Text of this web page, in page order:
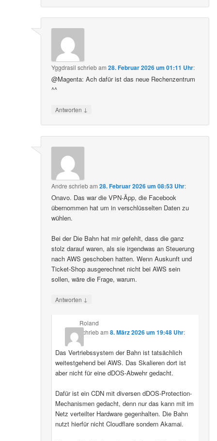
Yggdrasil schriebam28. Februar 2026 um 01:11 Uhr:
@Magenta: Ach dafür ist das neue Rechenzentrum
^^
Antworten ↓
Andre schriebam28. Februar 2026 um 08:53 Uhr:
Onavo. Das war die VPN-Äpp, die Facebook
übernommen hat um in verschlüsselten Daten zu
wühlen.
Bei der Die Bahn hat mir gefehlt, dass die ganz
stolz darauf waren, als sie irgendwas an Steuerung
nach AWS geschoben hatten. Wenn Auskunft und
Ticket-Shop ausgerechnet nicht bei AWS sein
sollen, wäre die Frage, warum.
Antworten ↓
Roland
schriebam 8. März 2026 um 19:48 Uhr:
Das Vertriebssystem der Bahn ist tatsächlich
weitestgehend bei AWS. Das Skalieren dort ist
aber nicht für eine dDOS-Abwehr gedacht.
Dafür ist ein CDN mit diversen dDOS-Protection-
Mechanismen gedacht, denn nur das kann mit im
Netz verteilter Hardware gegenhalten. Die Bahn
nutzt hierfür nicht Cloudflare sondern Akamai.